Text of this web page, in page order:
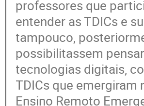
professores que
entender as TDICs e
tampouco,
possibilitassem
tecnologias digitais,
TDICs que emergiram
Ensino Remoto